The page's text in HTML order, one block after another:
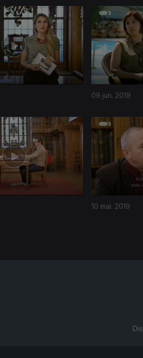
09 jun. 2019
10 mai. 2019